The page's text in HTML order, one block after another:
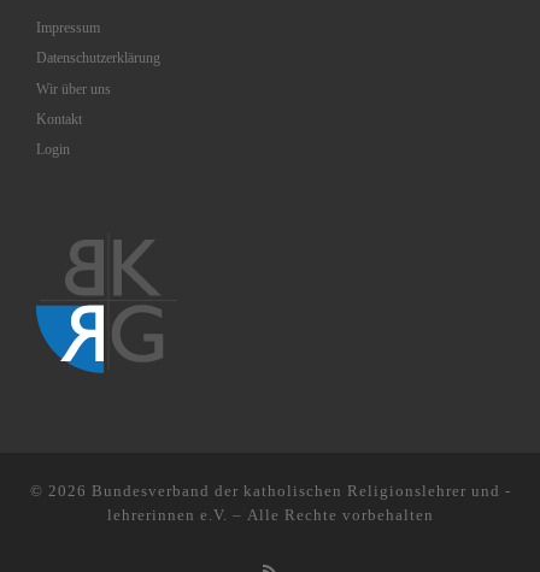
Impressum
Datenschutzerklärung
Wir über uns
Kontakt
Login
© 2026 Bundesverband der katholischen Religionslehrer und -
lehrerinnen e.V. – Alle Rechte vorbehalten